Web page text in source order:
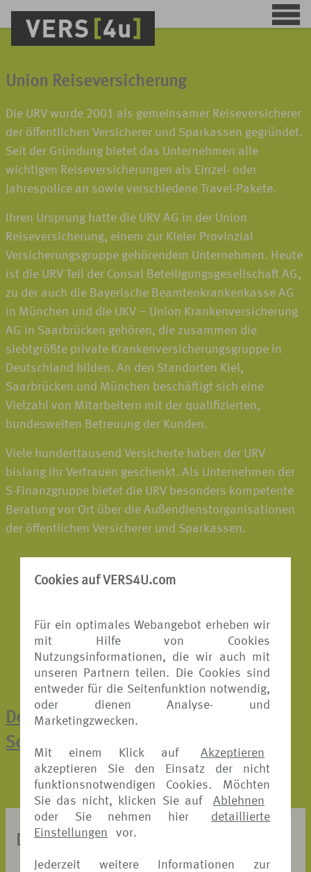
Cookies auf VERS4U.com
Für ein optimales Webangebot erheben wir
mit Hilfe von Cookies
Nutzungsinformationen, die wir auch mit
unseren Partnern teilen. Die Cookies sind
entweder für die Seitenfunktion notwendig,
oder dienen Analyse- und
Marketingzwecken.
Mit einem Klick auf
Akzeptieren
akzeptieren Sie den Einsatz der nicht
funktionsnotwendigen Cookies. Möchten
Sie das nicht, klicken Sie auf
Ablehnen
oder Sie nehmen hier
detaillierte
Einstellungen
vor.
Jederzeit weitere Informationen zur
Union Reiseversicherung
Die URV wurde 2001 als gemeinsamer Reiseversicherer
der öffentlichen Versicherer und Sparkassen gegründet.
Seit der Gründung bietet das Unternehmen alle
wichtigen Reiseversicherungen als Einzel- oder
Jahrespolice an sowie verschiedene Travel-Pakete.
Ihren Ursprung hatte die URV AG in der Union
Reiseversicherung, einem zur Kieler Provinzial
Versicherungsgruppe gehörendem Unternehmen. Heute
ist die URV Teil der Consal Beteiligungsgesellschaft AG,
zu der auch die Bayerische Beamtenkrankenkasse AG
in München und die UKV – Union Krankenversicherung
AG in Saarbrücken gehören, die zusammen die
siebtgrößte private Krankenversicherungsgruppe in
Deutschland bilden. An den Standorten Kiel,
Saarbrücken und München beschäftigt sich eine
Vielzahl von Mitarbeitern mit der qualifizierten,
bundesweiten Betreuung der Kunden.
Viele hunderttausend Versicherte haben der URV
bislang ihr Vertrauen geschenkt. Als Unternehmen der
S-Finanzgruppe bietet die URV besonders kompetente
Beratung vor Ort über die Außendienstorganisationen
der öffentlichen Versicherer und Sparkassen.
Der direkte Weg zur Online-
Schadenmeldung
DOKUMENTE ZUM DOWNLOAD